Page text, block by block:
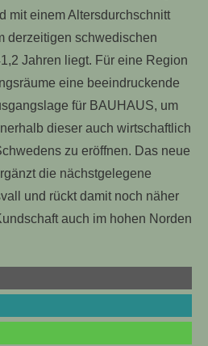
mit einem Altersdurchschnitt
derzeitigen schwedischen
Jahren liegt. Für eine Region
eine beeindruckende
für BAUHAUS, um
dieser auch wirtschaftlich
zu eröffnen. Das neue
die nächstgelegene
und rückt damit noch näher
auch im hohen Norden